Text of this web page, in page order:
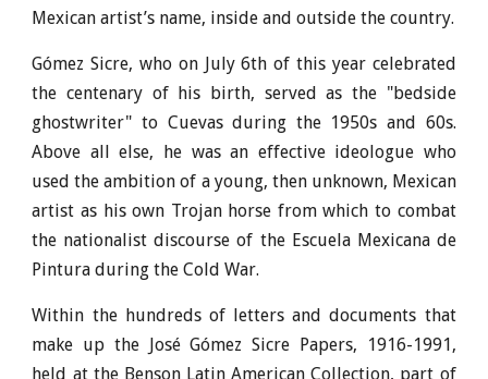
Mexican artist’s name, inside and outside the country.
Gómez Sicre, who on July 6th of this year celebrated
the centenary of his birth, served as the "bedside
ghostwriter" to Cuevas during the 1950s and 60s.
Above all else, he was an effective ideologue who
used the ambition of a young, then unknown, Mexican
artist as his own Trojan horse from which to combat
the nationalist discourse of the Escuela Mexicana de
Pintura during the Cold War.
Within the hundreds of letters and documents that
make up the José Gómez Sicre Papers, 1916-1991,
held at the Benson Latin American Collection, part of